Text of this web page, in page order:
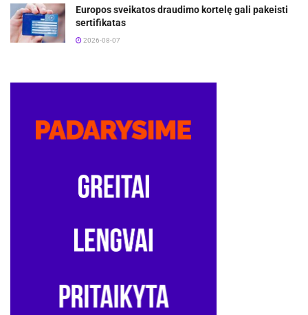
Europos sveikatos draudimo kortelę gali pakeisti
sertifikatas
2026-08-07